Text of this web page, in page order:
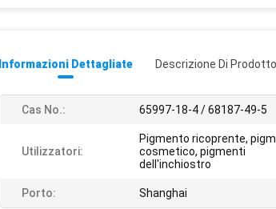
Informazioni Dettagliate Descrizione Di Prodotto
Cas No.: 65997-18-4 / 68187-49-5
Utilizzatori:
Pigmento ricoprente,
cosmetico, pigmenti
dell'inchiostro
Porto: Shanghai